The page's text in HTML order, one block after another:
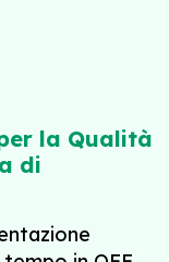
la Qualità
di